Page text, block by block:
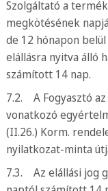
Szolgáltató a
megkötésének
de 12 hónapon
elállásra nyitva álló
számított 14 nap.
7.2. A Fogyasztó
vonatkozó
(II.26.) Korm.
nyilatkozat-minta
7.3. Az elállási jog